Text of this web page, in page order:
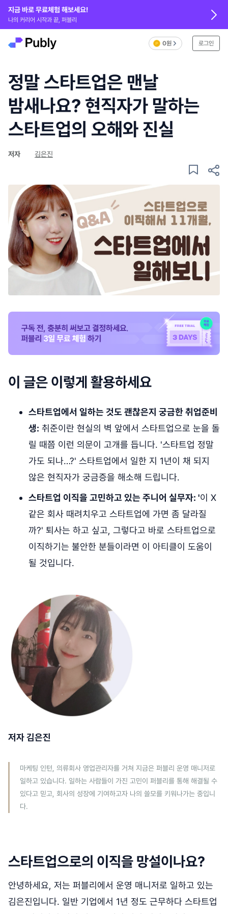
지금 바로 무료체험 해보세요!
나의 커리어 시작과 끝, 퍼블리
0원 로그인
정말 스타트업은 맨날
밤새나요? 현직자가 말하는
스타트업의 오해와 진실
저자 김은진
이 글은 이렇게 활용하세요
스타트업에서 일하는 것도 괜찮은지 궁금한 취업준비
생: 취준이란 현실의 벽 앞에서 스타트업으로 눈을 돌
릴 때쯤 이런 의문이 고개를 듭니다. '스타트업 정말
가도 되나…?' 스타트업에서 일한 지 1년이 채 되지
않은 현직자가 궁금증을 해소해 드립니다.
스타트업 이직을 고민하고 있는 주니어 실무자: '이 X
같은 회사 때려치우고 스타트업에 가면 좀 달라질
까?' 퇴사는 하고 싶고, 그렇다고 바로 스타트업으로
이직하기는 불안한 분들이라면 이 아티클이 도움이
될 것입니다.
저자 김은진
마케팅 인턴, 의류회사 영업관리자를 거쳐 지금은 퍼블리 운영 매니저로
일하고 있습니다. 일하는 사람들이 가진 고민이 퍼블리를 통해 해결될 수
있다고 믿고, 회사의 성장에 기여하고자 나의 쓸모를 키워나가는 중입니
다.
스타트업으로의 이직을 망설이나요?
안녕하세요, 저는 퍼블리에서 운영 매니저로 일하고 있는
김은진입니다. 일반 기업에서 1년 정도 근무하다 스타트업